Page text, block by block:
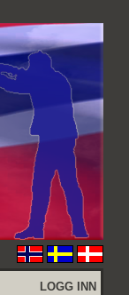
LOGG INN